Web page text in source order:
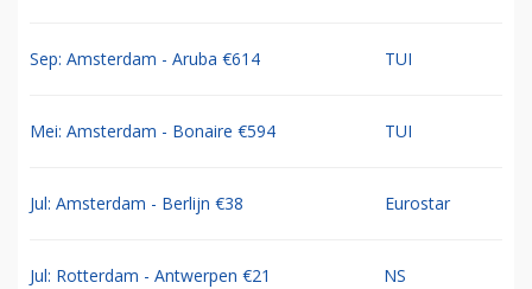
Sep: Amsterdam - Aruba €614 TUI
Mei: Amsterdam - Bonaire €594 TUI
Jul: Amsterdam - Berlijn €38 Eurostar
Jul: Rotterdam - Antwerpen €21 NS